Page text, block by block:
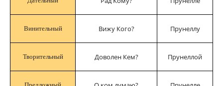
Винительный Вижу Кого? Прунеллу
Творительный Доволен Кем? Прунеллой